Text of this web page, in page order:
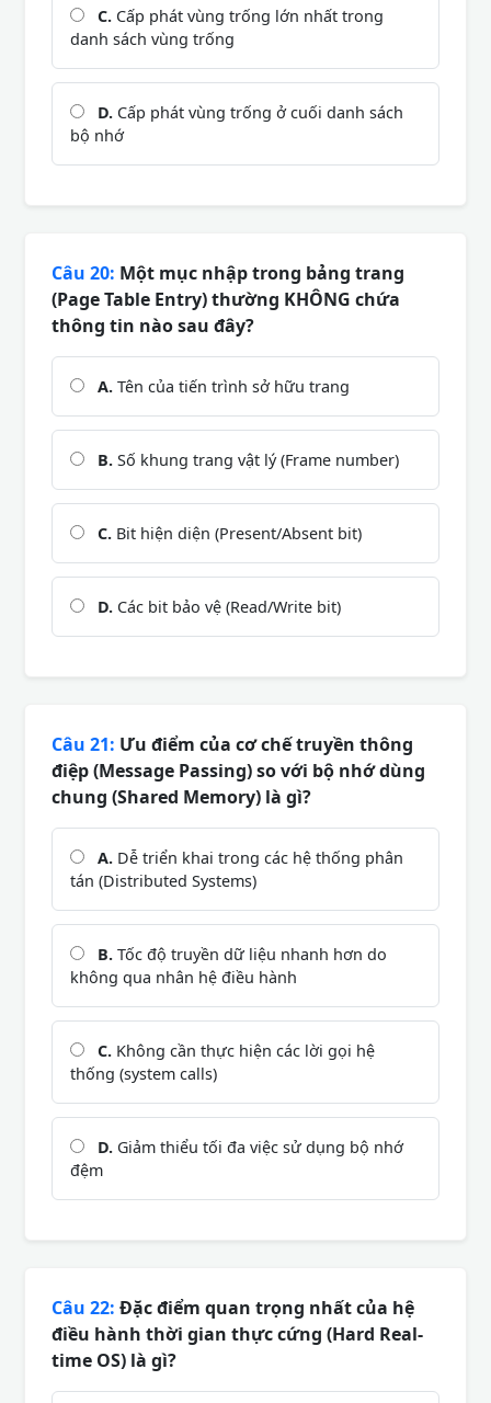
C. Cấp phát vùng trống lớn nhất trong
danh sách vùng trống
D. Cấp phát vùng trống ở cuối danh sách
bộ nhớ
Câu 20: Một mục nhập trong bảng trang
(Page Table Entry) thường KHÔNG chứa
thông tin nào sau đây?
A. Tên của tiến trình sở hữu trang
B. Số khung trang vật lý (Frame number)
C. Bit hiện diện (Present/Absent bit)
D. Các bit bảo vệ (Read/Write bit)
Câu 21: Ưu điểm của cơ chế truyền thông
điệp (Message Passing) so với bộ nhớ dùng
chung (Shared Memory) là gì?
A. Dễ triển khai trong các hệ thống phân
tán (Distributed Systems)
B. Tốc độ truyền dữ liệu nhanh hơn do
không qua nhân hệ điều hành
C. Không cần thực hiện các lời gọi hệ
thống (system calls)
D. Giảm thiểu tối đa việc sử dụng bộ nhớ
đệm
Câu 22: Đặc điểm quan trọng nhất của hệ
điều hành thời gian thực cứng (Hard Real-
time OS) là gì?